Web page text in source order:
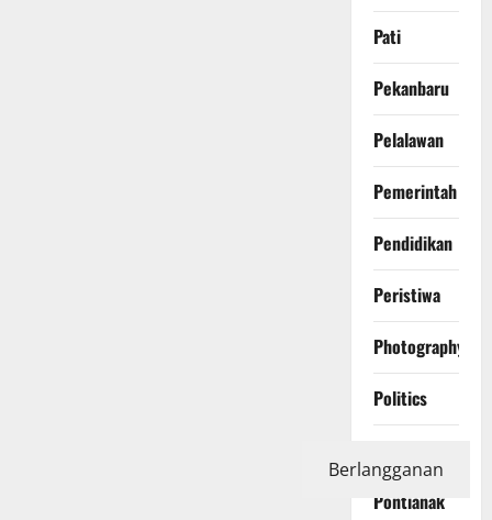
Pati
Pekanbaru
Pelalawan
Pemerintah
Pendidikan
Peristiwa
Photography
Politics
Pontianak
Berlangganan